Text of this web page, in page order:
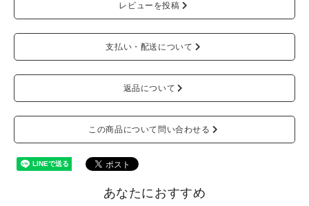
レビューを投稿
支払い・配送について
返品について
この商品について問い合わせる
あなたにおすすめ